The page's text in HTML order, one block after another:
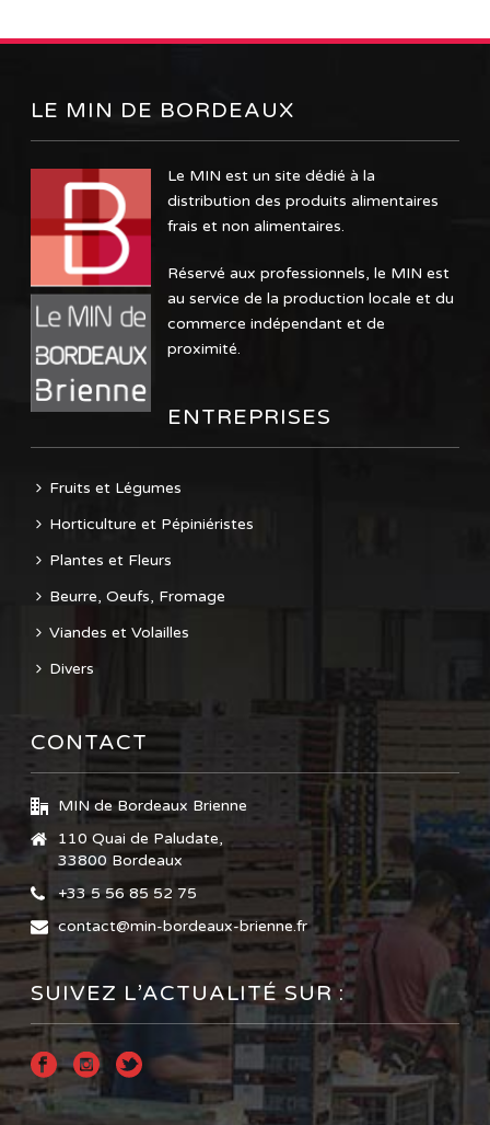
LE MIN DE BORDEAUX
Le MIN est un site dédié à la
distribution des produits alimentaires
frais et non alimentaires.
Réservé aux professionnels, le MIN est
au service de la production locale et du
commerce indépendant et de
proximité.
ENTREPRISES
Fruits et Légumes
Horticulture et Pépiniéristes
Plantes et Fleurs
Beurre, Oeufs, Fromage
Viandes et Volailles
Divers
CONTACT
MIN de Bordeaux Brienne
110 Quai de Paludate,
33800 Bordeaux
+33 5 56 85 52 75
contact@min-bordeaux-brienne.fr
SUIVEZ L’ACTUALITÉ SUR :